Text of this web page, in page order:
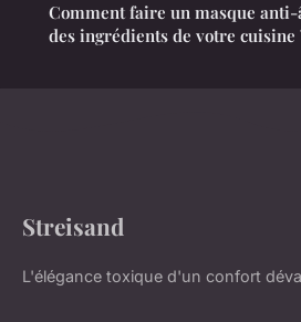
Comment faire un masque anti-
des ingrédients de votre cuisine
Streisand
L'élégance toxique d'un confort